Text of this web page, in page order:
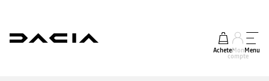
AcheterMon
compte
Menu